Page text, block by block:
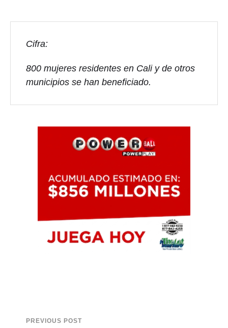
Cifra:
800 mujeres residentes en Cali y de otros
municipios se han beneficiado.
PREVIOUS POST